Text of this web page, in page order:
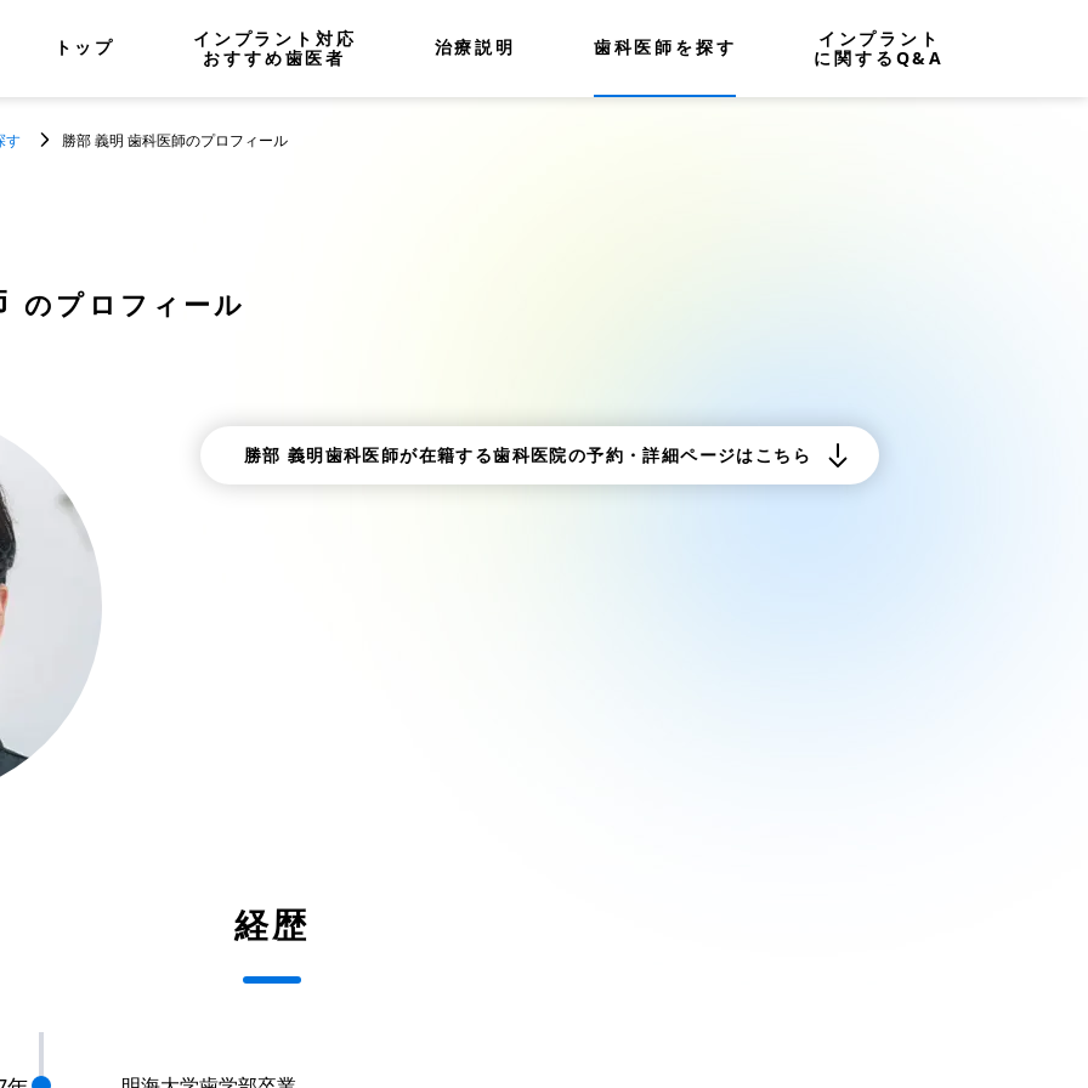
トップ
インプラント対応
おすすめ歯医者
治療説明 歯科医師を探す
インプラント
に関するQ&A
す 勝部 義明 歯科医師のプロフィール
のプロフィール
勝部 義明歯科医師が在籍する歯科医院の予約・詳細ページはこちら
経歴